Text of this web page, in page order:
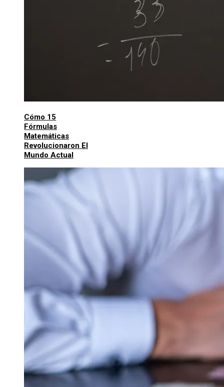
Cómo 15
Fórmulas
Matemáticas
Revolucionaron El
Mundo Actual